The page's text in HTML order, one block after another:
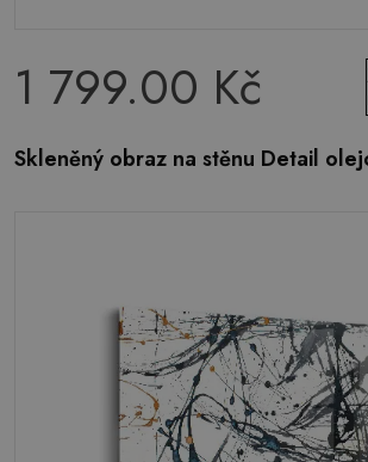
1 799.00 Kč
Skleněný obraz na stěnu Detail